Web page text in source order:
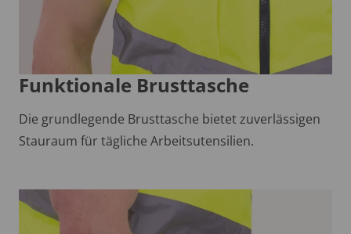
Funktionale Brusttasche
Die grundlegende Brusttasche bietet zuverlässigen
Stauraum für tägliche Arbeitsutensilien.